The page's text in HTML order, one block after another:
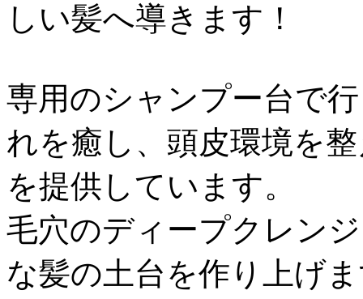
しい髪へ導きます！
専用のシャンプー台で
れを癒し、頭皮環境を
を提供しています。
毛穴のディープクレン
な髪の土台を作り上げ